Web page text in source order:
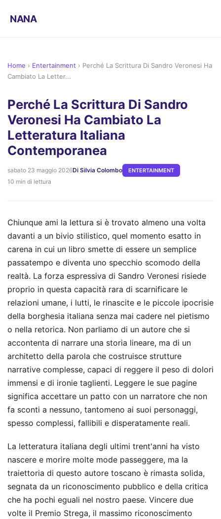
NANA
Home › Entertainment › Perché La Scrittura Di Sandro Veronesi Ha
Cambiato La Letter...
Perché La Scrittura Di Sandro
Veronesi Ha Cambiato La
Letteratura Italiana
Contemporanea
sabato 23 maggio 2026Di Silvia Colombo ENTERTAINMENT
10 min di lettura
Chiunque ami la lettura si è trovato almeno una volta
davanti a un bivio stilistico, quel momento esatto in
carena in cui un libro smette di essere un semplice
passatempo e diventa uno specchio scomodo della
realtà. La forza espressiva di Sandro Veronesi risiede
proprio in questa capacità rara di scarnificare le
relazioni umane, i lutti, le rinascite e le piccole ipocrisie
della borghesia italiana senza mai cadere nel pietismo
o nella retorica. Non parliamo di un autore che si
accontenta di narrare una storia lineare, ma di un
architetto della parola che costruisce strutture
narrative complesse, capaci di reggere il peso di dolori
immensi e di ironie taglienti. Leggere le sue pagine
significa accettare un patto con un narratore che non
fa sconti a nessuno, tantomeno ai suoi personaggi,
spesso complessi, fallibili e disperatamente reali.
La letteratura italiana degli ultimi trent'anni ha visto
nascere e morire molte mode passeggere, ma la
traiettoria di questo autore toscano è rimasta solida,
segnata da un riconoscimento pubblico e della critica
che ha pochi eguali nel nostro paese. Vincere due
volte il Premio Strega, il massimo riconoscimento